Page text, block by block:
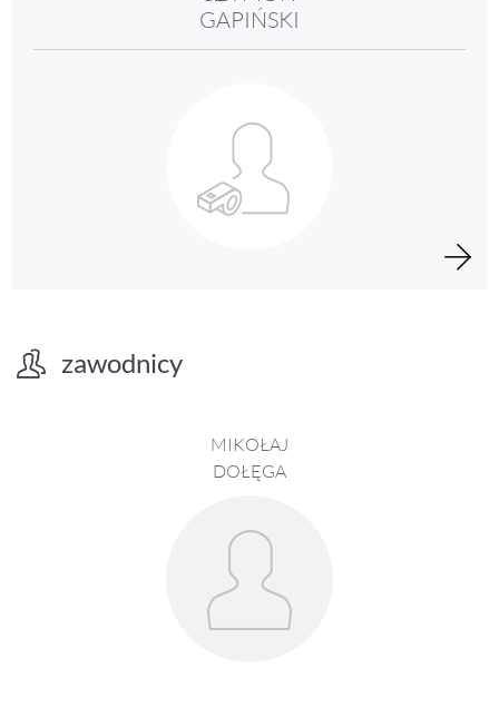
GAPIŃSKI
zawodnicy
MIKOŁAJ
DOŁĘGA